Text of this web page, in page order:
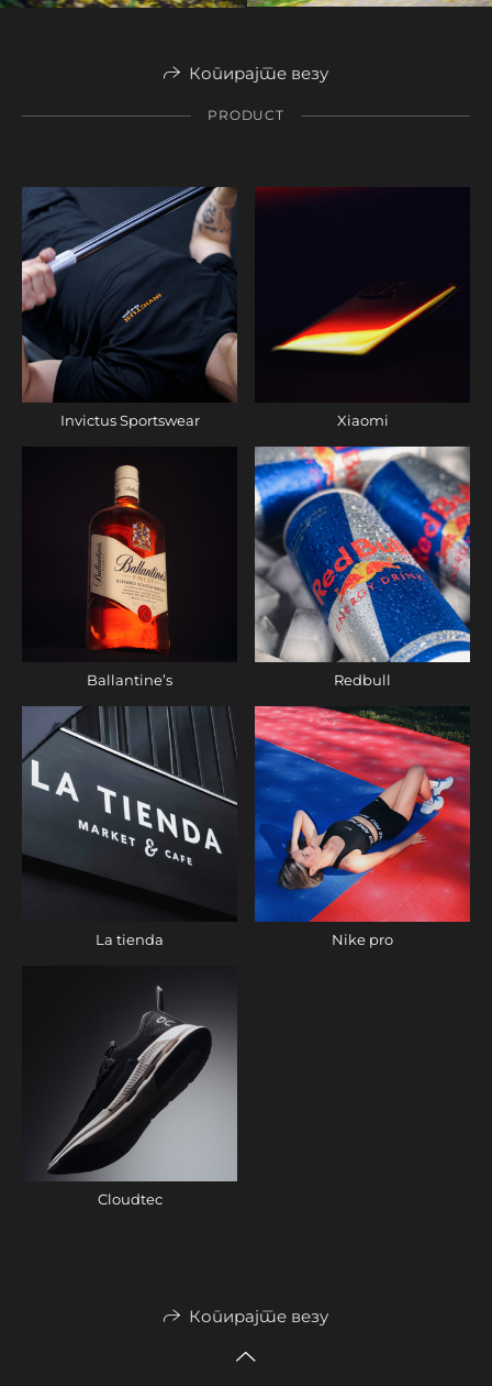
Копирајте везу
PRODUCT
Invictus Sportswear Xiaomi
Ballantine’s Redbull
La tienda Nike pro
Cloudtec
Копирајте везу